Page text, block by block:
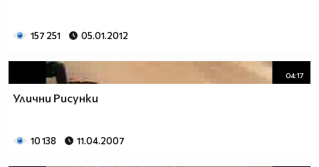
157 251 05.01.2012
04:17
Улични Рисунки
10 138 11.04.2007